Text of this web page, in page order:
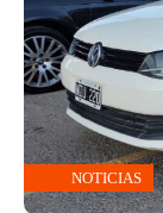
NOTICIAS